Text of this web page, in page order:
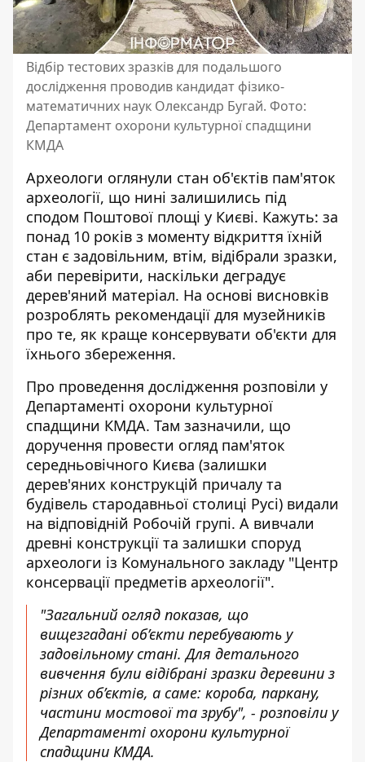
Відбір тестових зразків для подальшого
дослідження проводив кандидат фізико-
математичних наук Олександр Бугай. Фото:
Департамент охорони культурної спадщини
КМДА
Археологи оглянули стан об'єктів пам'яток
археології, що нині залишились під
сподом Поштової площі у Києві. Кажуть: за
понад 10 років з моменту відкриття їхній
стан є задовільним, втім, відібрали зразки,
аби перевірити, наскільки деградує
дерев'яний матеріал. На основі висновків
розроблять рекомендації для музейників
про те, як краще консервувати об'єкти для
їхнього збереження.
Про проведення дослідження розповіли у
Департаменті охорони культурної
спадщини КМДА. Там зазначили, що
доручення провести огляд пам'яток
середньовічного Києва (залишки
дерев'яних конструкцій причалу та
будівель стародавньої столиці Русі) видали
на відповідній Робочій групі. А вивчали
древні конструкції та залишки споруд
археологи із Комунального закладу "Центр
консервації предметів археології".
"Загальний огляд показав, що
вищезгадані об’єкти перебувають у
задовільному стані. Для детального
вивчення були відібрані зразки деревини з
різних об’єктів, а саме: короба, паркану,
частини мостової та зрубу", - розповіли у
Департаменті охорони культурної
спадщини КМДА.